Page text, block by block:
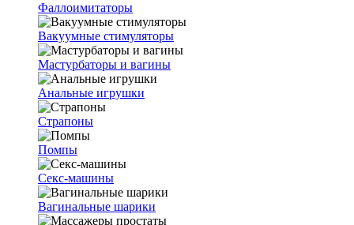
Фаллоимитаторы
Вакуумные стимуляторы
Мастурбаторы и вагины
Анальные игрушки
Страпоны
Помпы
Секс-машины
Вагинальные шарики